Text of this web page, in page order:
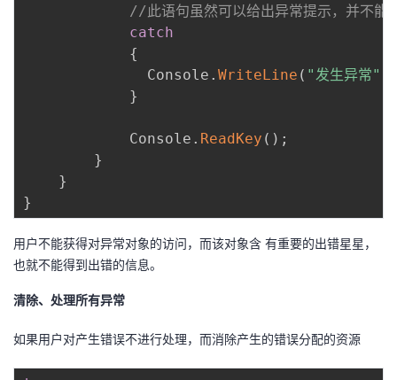
//此语句虽然可以给出异常提示，并不能
catch
{
              Console
. WriteLine ( "发生异常"
}
            Console
. ReadKey ( ) ;
}
}
}
用户不能获得对异常对象的访问，而该对象含 有重要的出错星星，
也就不能得到出错的信息。
清除、处理所有异常
如果用户对产生错误不进行处理，而消除产生的错误分配的资源